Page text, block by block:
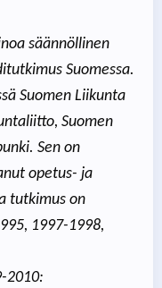
säännöllinen
Suomessa.
Suomen Liikunta
Suomen
Sen on
opetus- ja
tutkimus on
1997-1998,
2010: